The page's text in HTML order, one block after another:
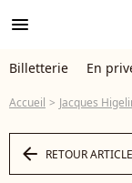
menu
Billetterie En
Accueil Jacques
arrow_left RETOUR ARTICLE